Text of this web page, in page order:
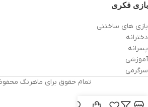
بازی فکری
بازی های ساختنی
دخترانه
پسرانه
آموزشی
سرگرمی
تمام حقوق برای ماهرنگ